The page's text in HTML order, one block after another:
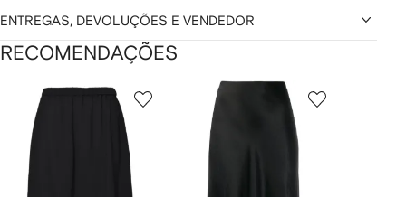
ENTREGAS, DEVOLUÇÕES E VENDEDOR
RECOMENDAÇÕES